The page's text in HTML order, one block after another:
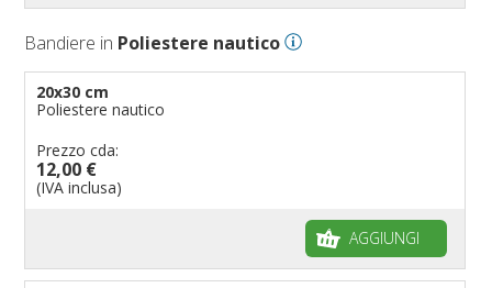
Bandiere per eventi religiosi
Bandiere per ambasciate
Bandiere per riserve naturali e parchi
Bandiere per musicisti
pennoni per bandiere
Bandiere in Poliestere nautico
20x30 cm
Poliestere nautico
Prezzo cda:
12,00 €
(IVA inclusa)
AGGIUNGI